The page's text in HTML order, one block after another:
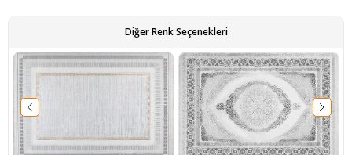
Diğer Renk Seçenekleri